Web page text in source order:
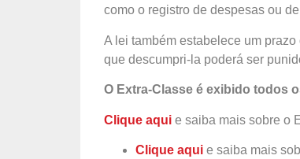
como o registro de despesas ou
A lei também estabelece um
que descumpri-la poderá ser
O Extra-Classe é exibido todos
Clique aqui e saiba mais sobre o
Clique aqui e saiba mais